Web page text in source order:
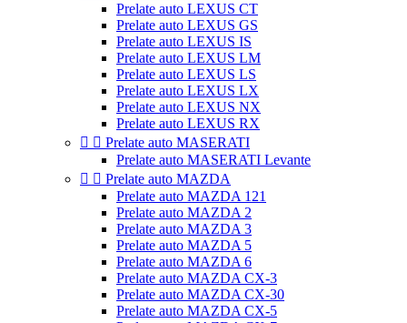
Prelate auto LEXUS CT
Prelate auto LEXUS GS
Prelate auto LEXUS IS
Prelate auto LEXUS LM
Prelate auto LEXUS LS
Prelate auto LEXUS LX
Prelate auto LEXUS NX
Prelate auto LEXUS RX
  Prelate auto MASERATI
Prelate auto MASERATI Levante
  Prelate auto MAZDA
Prelate auto MAZDA 121
Prelate auto MAZDA 2
Prelate auto MAZDA 3
Prelate auto MAZDA 5
Prelate auto MAZDA 6
Prelate auto MAZDA CX-3
Prelate auto MAZDA CX-30
Prelate auto MAZDA CX-5